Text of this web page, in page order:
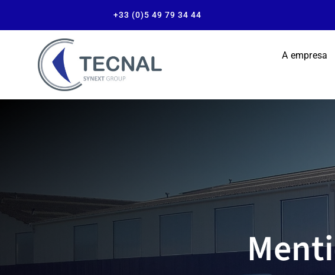
+33 (0)5 49 79 34 44
A empresa